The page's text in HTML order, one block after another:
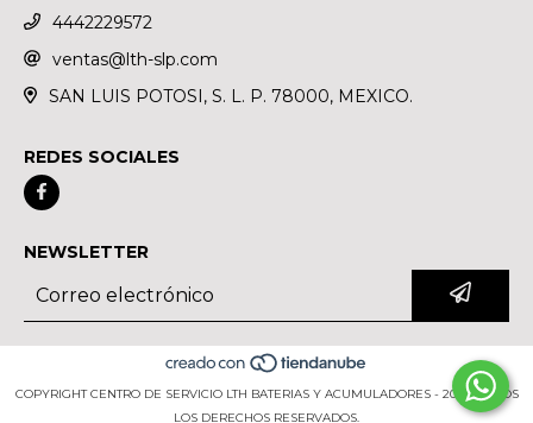
4442229572
ventas@lth-slp.com
SAN LUIS POTOSI, S. L. P. 78000, MEXICO.
REDES SOCIALES
NEWSLETTER
COPYRIGHT CENTRO DE SERVICIO LTH BATERIAS Y ACUMULADORES - 2026. TODOS
LOS DERECHOS RESERVADOS.